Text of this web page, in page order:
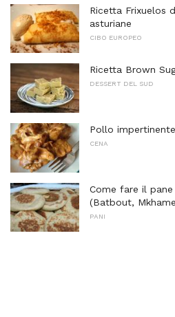
Ricetta Frixuelos
asturiane
CIBO EUROPEO
Ricetta Brown
DESSERT DEL SUD
Pollo impertinente
CENA
Come fare il
(Batbout,
PANI